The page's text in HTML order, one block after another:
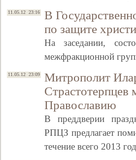
11.05.12 23:16
В
по защите
На заседании,
межфракционной
11.05.12 23:09
Митрополит
Страстотерпцев
Православию
В преддверии
РПЦЗ предлагает
течение всего 2013